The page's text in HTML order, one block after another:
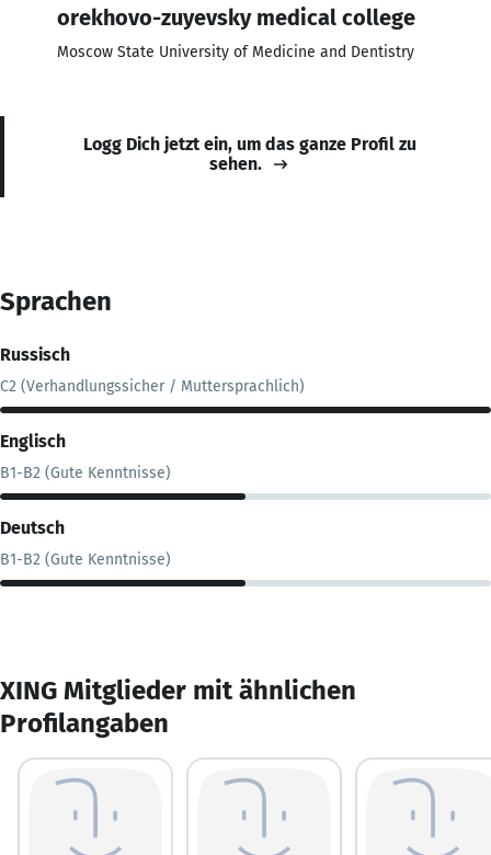
orekhovo-zuyevsky medical college
Moscow State University of Medicine and Dentistry
Logg Dich jetzt ein, um das ganze Profil zu
sehen.
Sprachen
Russisch
C2 (Verhandlungssicher / Muttersprachlich)
Englisch
B1-B2 (Gute Kenntnisse)
Deutsch
B1-B2 (Gute Kenntnisse)
XING Mitglieder mit ähnlichen
Profilangaben